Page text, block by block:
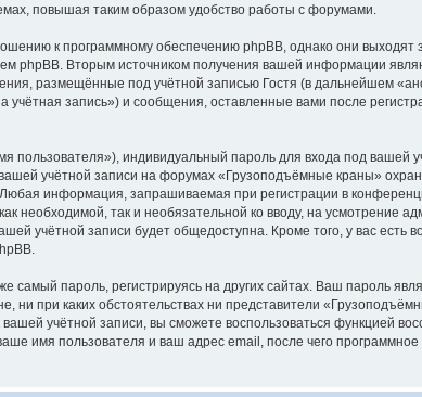
повышая таким образом удобство работы с форумами.
к программному обеспечению phpBB, однако они выходят
phpBB. Вторым источником получения вашей информации
размещённые под учётной записью Гостя (в дальнейшем
запись») и сообщения, оставленные вами после
индивидуальный пароль для входа под вашей
учётной записи на форумах «Грузоподъёмные краны»
информация, запрашиваемая при регистрации в
необходимой, так и необязательной ко вводу, на усмотрение
учётной записи будет общедоступна. Кроме того, у вас есть
пароль, регистрируясь на других сайтах. Ваш пароль
ни при каких обстоятельствах ни представители
учётной записи, вы сможете воспользоваться функцией
имя пользователя и ваш адрес email, после чего программное